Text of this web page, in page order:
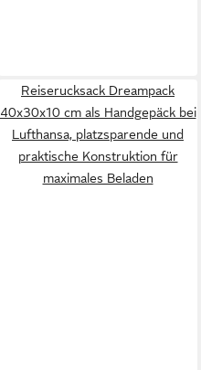
Reiserucksack Dreampack
40x30x10 cm als Handgepäck bei
Lufthansa, platzsparende und
praktische Konstruktion für
maximales Beladen